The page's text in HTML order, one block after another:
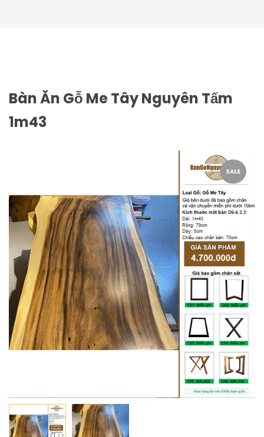
Bàn Ăn Gỗ Me Tây Nguyên Tấm
1m43
SALE